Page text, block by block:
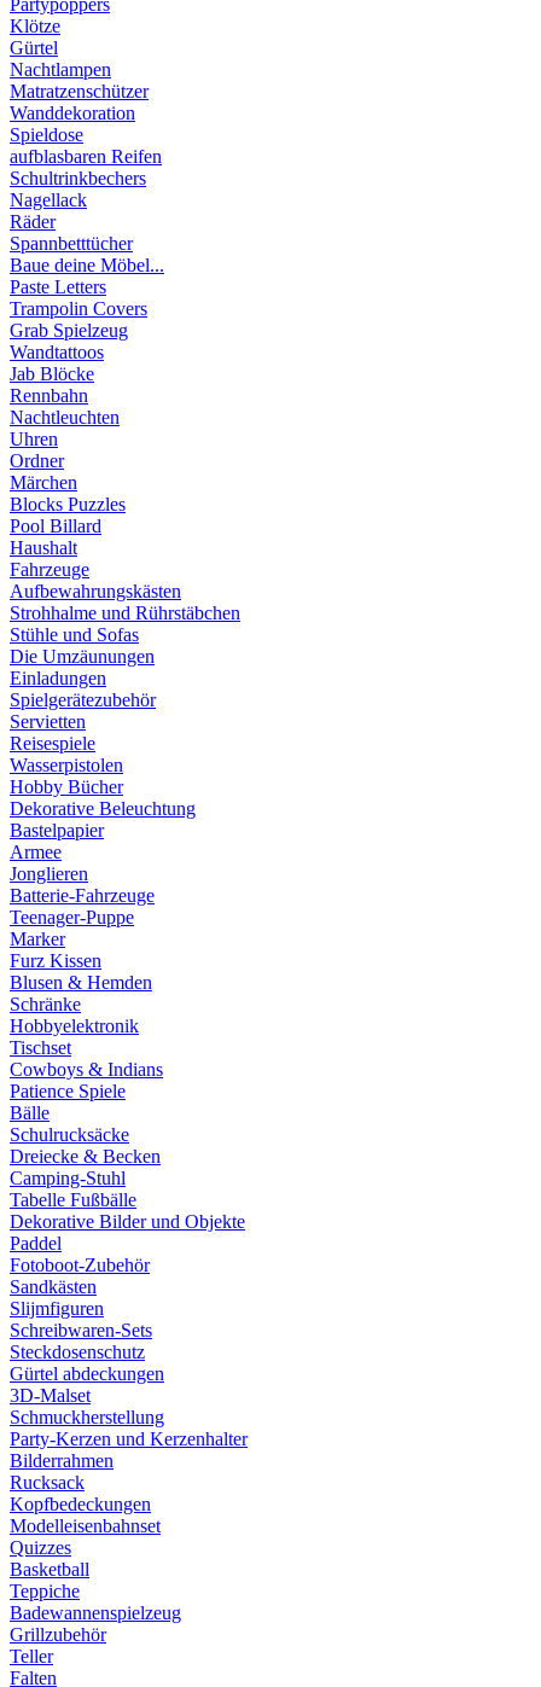
Partypoppers
Klötze
Gürtel
Nachtlampen
Matratzenschützer
Wanddekoration
Spieldose
aufblasbaren Reifen
Schultrinkbechers
Nagellack
Räder
Spannbetttücher
Baue deine Möbel...
Paste Letters
Trampolin Covers
Grab Spielzeug
Wandtattoos
Jab Blöcke
Rennbahn
Nachtleuchten
Uhren
Ordner
Märchen
Blocks Puzzles
Pool Billard
Haushalt
Fahrzeuge
Aufbewahrungskästen
Strohhalme und Rührstäbchen
Stühle und Sofas
Die Umzäunungen
Einladungen
Spielgerätezubehör
Servietten
Reisespiele
Wasserpistolen
Hobby Bücher
Dekorative Beleuchtung
Bastelpapier
Armee
Jonglieren
Batterie-Fahrzeuge
Teenager-Puppe
Marker
Furz Kissen
Blusen & Hemden
Schränke
Hobbyelektronik
Tischset
Cowboys & Indians
Patience Spiele
Bälle
Schulrucksäcke
Dreiecke & Becken
Camping-Stuhl
Tabelle Fußbälle
Dekorative Bilder und Objekte
Paddel
Fotoboot-Zubehör
Sandkästen
Slijmfiguren
Schreibwaren-Sets
Steckdosenschutz
Gürtel abdeckungen
3D-Malset
Schmuckherstellung
Party-Kerzen und Kerzenhalter
Bilderrahmen
Rucksack
Kopfbedeckungen
Modelleisenbahnset
Quizzes
Basketball
Teppiche
Badewannenspielzeug
Grillzubehör
Teller
Falten